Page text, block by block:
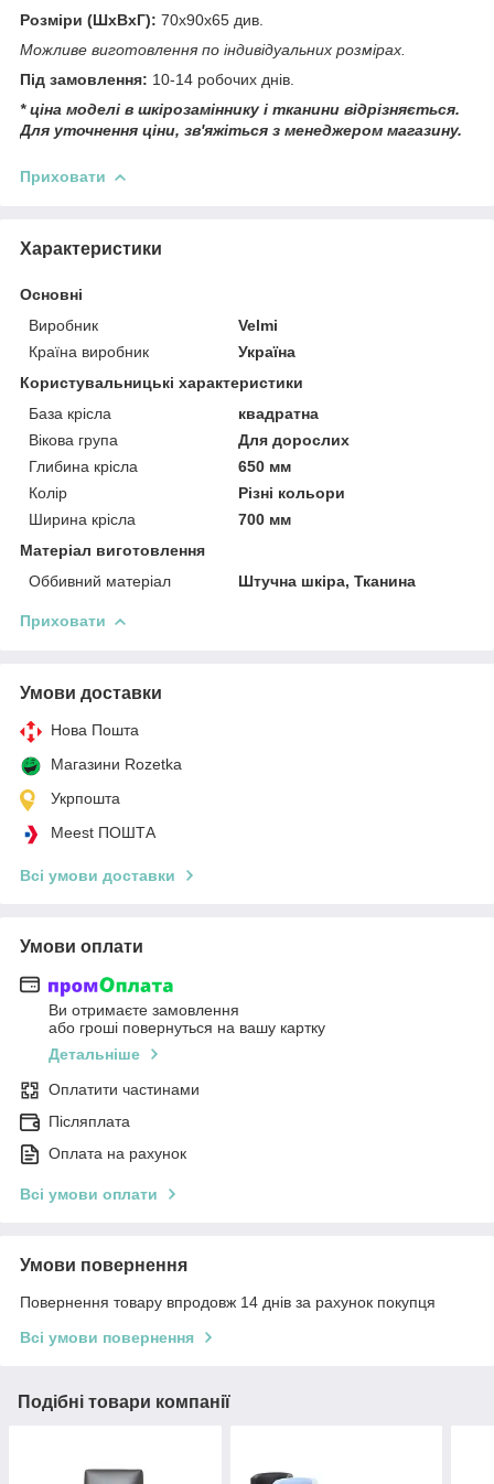
Розміри (ШхВхГ): 70х90х65 див.
Можливе виготовлення по індивідуальних розмірах.
Під замовлення: 10-14 робочих днів.
* ціна моделі в шкірозаміннику і тканини відрізняється.
Для уточнення ціни, зв'яжіться з менеджером магазину.
Приховати
Характеристики
Основні
Виробник
Velmi
Країна виробник
Україна
Користувальницькі характеристики
База крісла
квадратна
Вікова група
Для дорослих
Глибина крісла
650 мм
Колір
Різні кольори
Ширина крісла
700 мм
Матеріал виготовлення
Оббивний матеріал
Штучна шкіра, Тканина
Приховати
Умови доставки
Нова Пошта
Магазини Rozetka
Укрпошта
Meest ПОШТА
Всі умови доставки
Умови оплати
Ви отримаєте замовлення
або гроші повернуться на вашу картку
Детальніше
Оплатити частинами
Післяплата
Оплата на рахунок
Всі умови оплати
Умови повернення
Повернення товару впродовж 14 днів за рахунок покупця
Всі умови повернення
Подібні товари компанії